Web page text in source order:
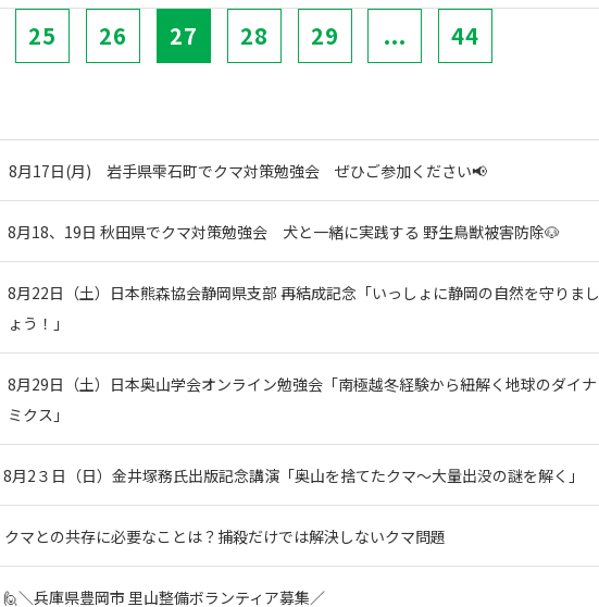
25 26 27 28 29 ... 44
8月17日(月) 岩手県雫石町でクマ対策勉強会 ぜひご参加ください📢
8月18、19日 秋田県でクマ対策勉強会 犬と一緒に実践する 野生鳥獣被害防除🐶
8月22日（土）日本熊森協会静岡県支部 再結成記念「いっしょに静岡の自然を守りまし
ょう！」
8月29日（土）日本奥山学会オンライン勉強会「南極越冬経験から紐解く地球のダイナ
ミクス」
8月2３日（日）金井塚務氏出版記念講演「奥山を捨てたクマ～大量出没の謎を解く」
クマとの共存に必要なことは？捕殺だけでは解決しないクマ問題
🙋＼兵庫県豊岡市 里山整備ボランティア募集／